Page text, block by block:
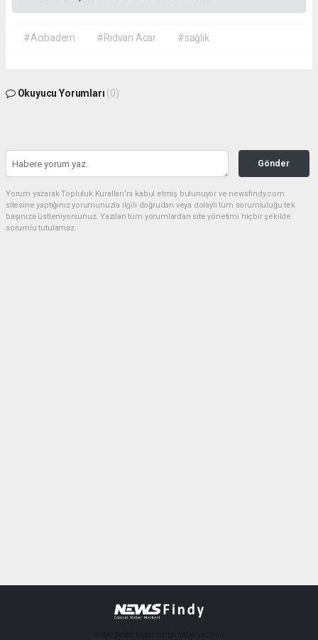
#Acıbadem #Rıdvan Acar #sağlık
Okuyucu Yorumları (0)
Gönder
Yorum yazarak Topluluk Kuralları’nı kabul etmiş bulunuyor ve newsfindy.com
sitesine yaptığınız yorumunuzla ilgili doğrudan veya dolaylı tüm sorumluluğu tek
başınıza üstleniyorsunuz. Yazılan tüm yorumlardan site yönetimi hiçbir şekilde
sorumlu tutulamaz.